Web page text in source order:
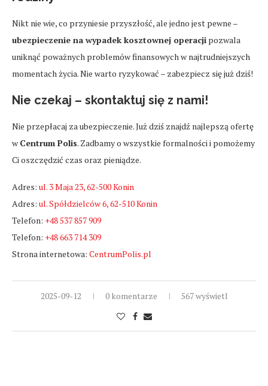
Nikt nie wie, co przyniesie przyszłość, ale jedno jest pewne –
ubezpieczenie na wypadek kosztownej operacji pozwala
uniknąć poważnych problemów finansowych w najtrudniejszych
momentach życia. Nie warto ryzykować – zabezpiecz się już dziś!
Nie czekaj – skontaktuj się z nami!
Nie przepłacaj za ubezpieczenie. Już dziś znajdź najlepszą ofertę
wCentrum Polis. Zadbamy o wszystkie formalności i pomożemy
Ci oszczędzić czas oraz pieniądze.
Adres: ul. 3 Maja 23, 62-500 Konin
Adres: ul. Spółdzielców 6, 62-510 Konin
Telefon: +48 537 857 909
Telefon: +48 663 714 309
Strona internetowa: CentrumPolis.pl
2025-09-12 0 komentarze 567 wyświetl